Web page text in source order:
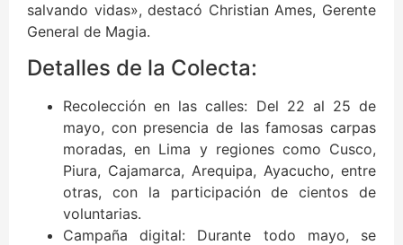
salvando vidas», destacó Christian Ames, Gerente
General de Magia.
Detalles de la Colecta:
Recolección en las calles: Del 22 al 25 de
mayo, con presencia de las famosas carpas
moradas, en Lima y regiones como Cusco,
Piura, Cajamarca, Arequipa, Ayacucho, entre
otras, con la participación de cientos de
voluntarias.
Campaña digital: Durante todo mayo, se